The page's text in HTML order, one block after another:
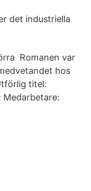
det industriella
Romanen var
hos
titel: